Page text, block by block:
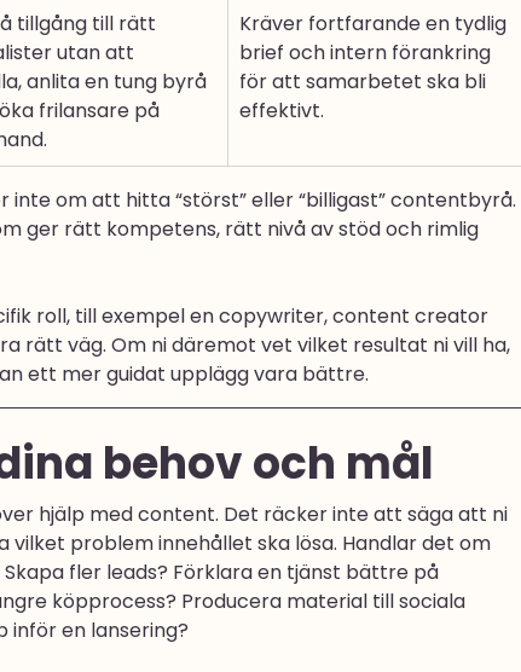
tillgång till rätt
utan att
anlita en tung byrå
frilansare på
Kräver fortfarande en tydlig
brief och intern förankring
för att samarbetet ska bli
effektivt.
om att hitta “störst” eller “billigast” contentbyrå.
ger rätt kompetens, rätt nivå av stöd och rimlig
roll, till exempel en copywriter, content creator
rätt väg. Om ni däremot vet vilket resultat ni vill ha,
ett mer guidat upplägg vara bättre.
behov och mål
hjälp med content. Det räcker inte att säga att ni
vilket problem innehållet ska lösa. Handlar det om
fler leads? Förklara en tjänst bättre på
köpprocess? Producera material till sociala
inför en lansering?